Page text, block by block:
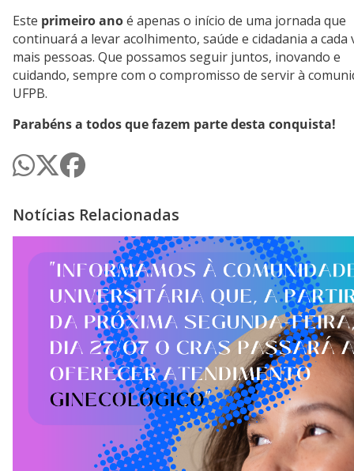
Este primeiro anoé apenas o início de uma jornada que
continuará a levar acolhimento, saúde e cidadania a cada
mais pessoas. Que possamos seguir juntos, inovando e
cuidando, sempre com o compromisso de servir à
UFPB.
Parabéns a todos que fazem parte desta conquista!
Notícias Relacionadas